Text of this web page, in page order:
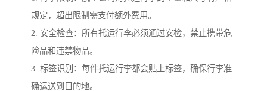
规定，超出限制需支付额外费用。
2. 安全检查：所有托运行李必须通过安检，禁止携带危
险品和违禁物品。
3. 标签识别：每件托运行李都会贴上标签，确保行李准
确运送到目的地。